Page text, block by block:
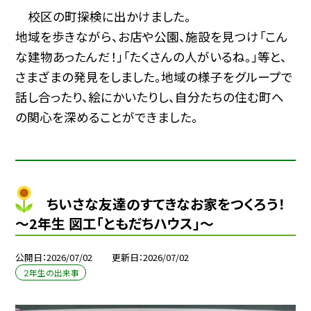
校区の町探検に出かけました。
地域を歩きながら、お店や公園、施設を見つけ「こん
な建物あったんだ！」「たくさんの人がいるね。」等と、
さまざまの発見をしました。地域の様子をグループで
話し合ったり、絵にかいたりし、自分たちの住む町へ
の関心を深めることができました。
ちいさな友達のすてきなお家をつくろう！
～2年生 図工「ともだちハウス」～
公開日 2026/07/02 更新日 2026/07/02
２年生の出来事